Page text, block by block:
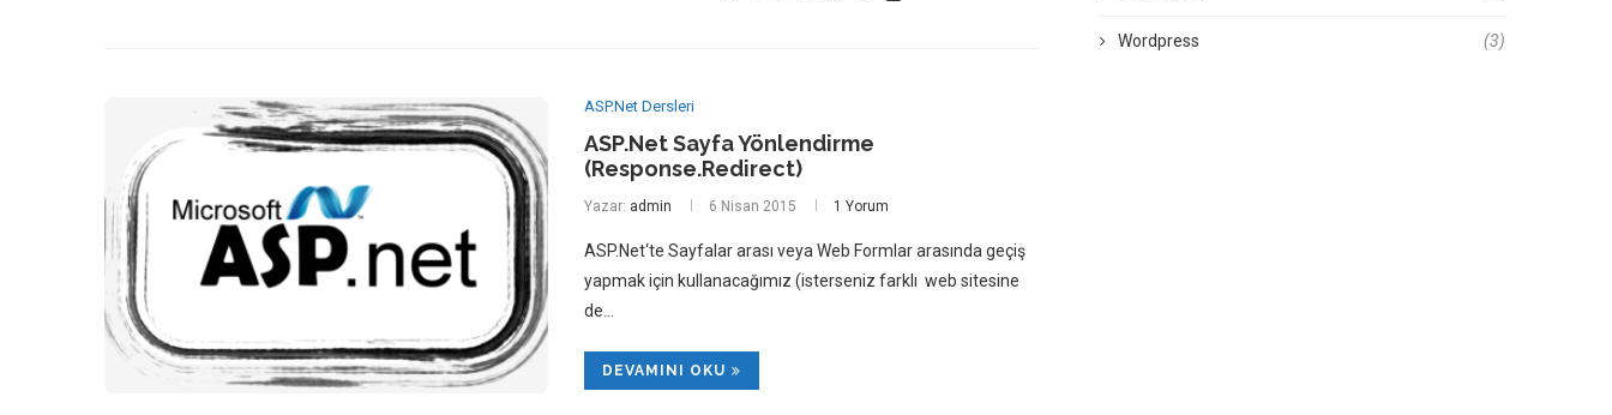
ASP.Net Dersleri
ASP.Net Sayfa Yönlendirme
(Response.Redirect)
Yazar: admin 6 Nisan 2015 1 Yorum
ASP.Net‘te Sayfalar arası veya Web Formlar arasında geçiş
yapmak için kullanacağımız (isterseniz farklı web sitesine
de…
DEVAMINI OKU
Wordpress (3)